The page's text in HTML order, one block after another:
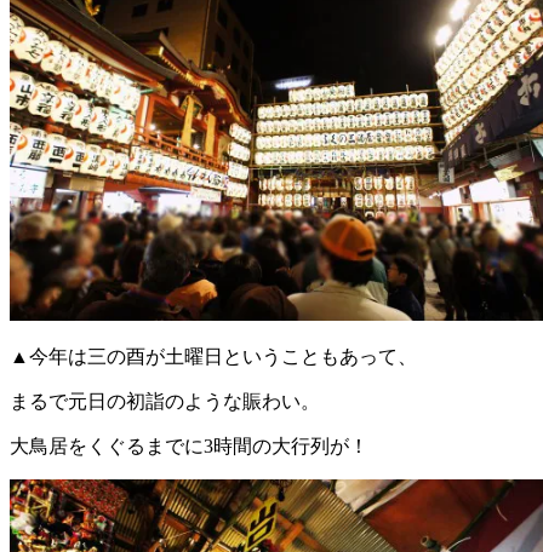
▲今年は三の酉が土曜日ということもあって、
まるで元日の初詣のような賑わい。
大鳥居をくぐるまでに3時間の大行列が！